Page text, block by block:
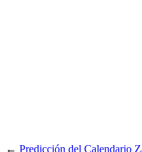
← Predicción del Calendario